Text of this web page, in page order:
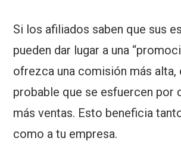
Si los afiliados saben que sus
pueden dar lugar a una
ofrezca una comisión más alta,
probable que se esfuercen por
más ventas. Esto beneficia
como a tu empresa.